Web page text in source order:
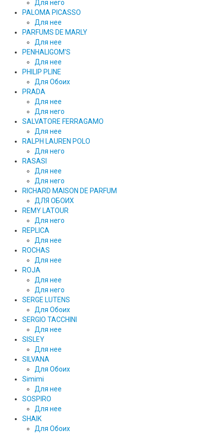
Для него
PALOMA PICASSO
Для нее
PARFUMS DE MARLY
Для нее
PENHALIGOM'S
Для нее
PHILIP PLINE
Для Обоих
PRADA
Для нее
Для него
SALVATORE FERRAGAMO
Для нее
RALPH LAUREN POLO
Для него
RASASI
Для нее
Для него
RICHARD MAISON DE PARFUM
ДЛЯ ОБОИХ
REMY LATOUR
Для него
REPLICA
Для нее
ROCHAS
Для нее
ROJA
Для нее
Для него
SERGE LUTENS
Для Обоих
SERGIO TACCHINI
Для нее
SISLEY
Для нее
SILVANA
Для Обоих
Simimi
Для нее
SOSPIRO
Для нее
SHAIK
Для Обоих